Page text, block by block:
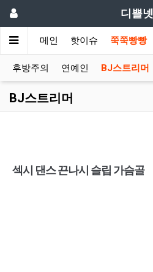
디쁠넷
메인 핫이슈 쭉쭉빵빵
후방주의 연예인 BJ스트리머
BJ스트리머
섹시 댄스 끈나시 슬립 가슴골